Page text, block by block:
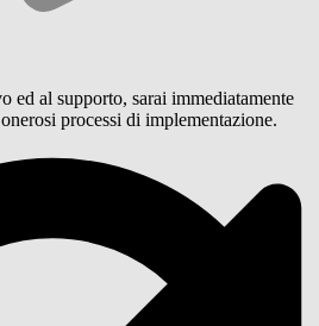
ed al supporto, sarai immediatamente
processi di implementazione.